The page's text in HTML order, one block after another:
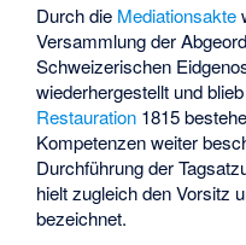
Durch die Mediationsakte
Versammlung der
Schweizerischen
wiederhergestellt und
Restauration 1815
Kompetenzen weiter
Durchführung der
hielt zugleich den Vorsitz
bezeichnet.